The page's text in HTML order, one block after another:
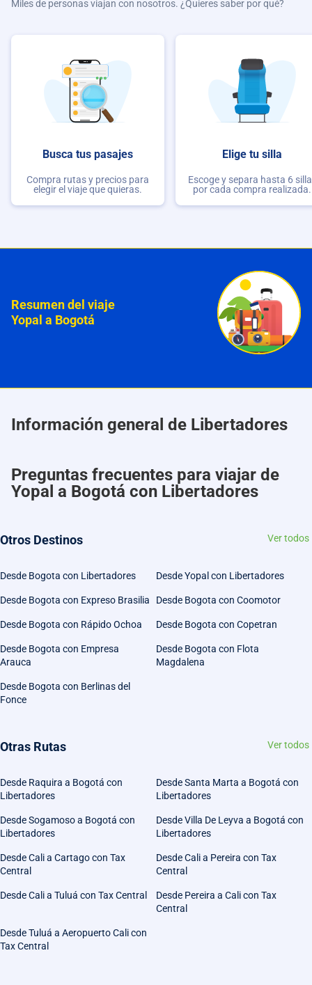
Miles de personas viajan con nosotros. ¿Quieres saber por qué?
Busca tus pasajes
Compra rutas y precios para
elegir el viaje que quieras.
Elige tu silla
Escoge y separa hasta 6
por cada compra realizada.
Resumen del viaje
Yopal a Bogotá
Información general de Libertadores
Preguntas frecuentes para viajar de
Yopal a Bogotá con Libertadores
Otros Destinos Ver todos
Desde Bogota con Libertadores Desde Yopal con Libertadores
Desde Bogota con Expreso Brasilia Desde Bogota con Coomotor
Desde Bogota con Rápido Ochoa Desde Bogota con Copetran
Desde Bogota con Empresa
Arauca
Desde Bogota con Flota
Magdalena
Desde Bogota con Berlinas del
Fonce
Otras Rutas Ver todos
Desde Raquira a Bogotá con
Libertadores
Desde Santa Marta a Bogotá con
Libertadores
Desde Sogamoso a Bogotá con
Libertadores
Desde Villa De Leyva a Bogotá con
Libertadores
Desde Cali a Cartago con Tax
Central
Desde Cali a Pereira con Tax
Central
Desde Cali a Tuluá con Tax Central
Desde Pereira a Cali con Tax
Central
Desde Tuluá a Aeropuerto Cali con
Tax Central